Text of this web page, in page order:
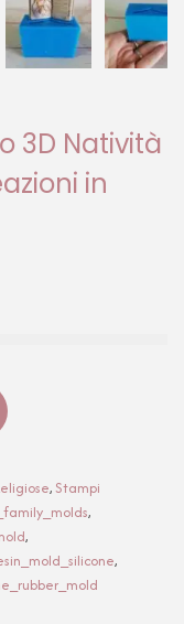
3D Natività
in
,Stampi
,
,
,